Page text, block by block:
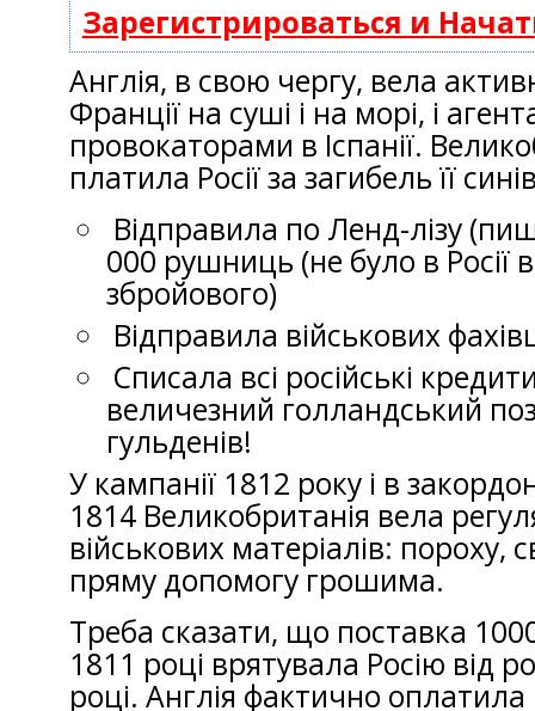
Зарегистрироваться и
Англія, в свою чергу, вела
Франції на суші і на морі, і
провокаторами в Іспанії.
платила Росії за загибель її
Відправила по Ленд-лізу
000 рушниць (не було в Росії
збройового)
Відправила військових
Списала всі російські
величезний голландський
гульденів!
У кампанії 1812 року і в
1814 Великобританія вела
військових матеріалів:
пряму допомогу грошима.
Треба сказати, що поставка
1811 році врятувала Росію від
році. Англія фактично оплатила